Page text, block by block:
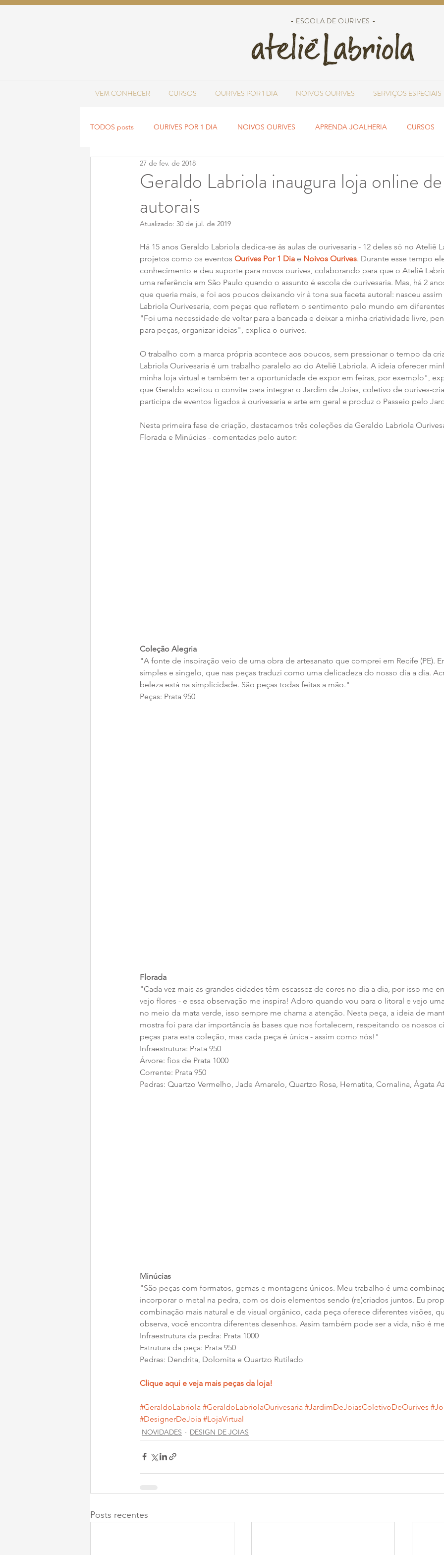
- ESCOLA DE OURIVES -
VEM CONHECER CURSOS OURIVES POR 1 DIA NOIVOS OURIVES SERVIÇOS ESPECIAIS
TODOS posts OURIVES POR 1 DIA NOIVOS OURIVES APRENDA JOALHERIA CURSOS
NOVIDADES TENDÊNCIAS
Geraldo Labriola inaugura loja online
autorais​
27 de fev. de 2018
Atualizado: 30 de jul. de 2019
Há 15 anos Geraldo Labriola dedica-se às aulas de ourivesaria - 12 deles só no Ateliê
projetos como os eventos Ourives Por 1 Dia e Noivos Ourives. Durante esse tempo
conhecimento e deu suporte para novos ourives, colaborando para que o Ateliê
uma referência em São Paulo quando o assunto é escola de ourivesaria. Mas, há 2
que queria mais, e foi aos poucos deixando vir à tona sua faceta autoral: nasceu
Labriola Ourivesaria, com peças que refletem o sentimento pelo mundo em
"Foi uma necessidade de voltar para a bancada e deixar a minha criatividade livre,
para peças, organizar ideias", explica o ourives.
O trabalho com a marca própria acontece aos poucos, sem pressionar o tempo da
Labriola Ourivesaria é um trabalho paralelo ao do Ateliê Labriola. A ideia oferecer
minha loja virtual e também ter a oportunidade de expor em feiras, por exemplo",
que Geraldo aceitou o convite para integrar o Jardim de Joias, coletivo de ourives-
participa de eventos ligados à ourivesaria e arte em geral e produz o Passeio pelo
Nesta primeira fase de criação, destacamos três coleções da Geraldo Labriola
Florada e Minúcias - comentadas pelo autor:
Coleção Alegria
"A fonte de inspiração veio de uma obra de artesanato que comprei em Recife (PE).
simples e singelo, que nas peças traduzi como uma delicadeza do nosso dia a dia.
beleza está na simplicidade. São peças todas feitas a mão."
Peças: Prata 950
Florada
"Cada vez mais as grandes cidades têm escassez de cores no dia a dia, por isso me
vejo flores - e essa observação me inspira! Adoro quando vou para o litoral e vejo
no meio da mata verde, isso sempre me chama a atenção. Nesta peça, a ideia de
mostra foi para dar importância às bases que nos fortalecem, respeitando os nossos
peças para esta coleção, mas cada peça é única - assim como nós!"
Infraestrutura: Prata 950
Árvore: fios de Prata 1000
Corrente: Prata 950
​Pedras: Quartzo Vermelho, Jade Amarelo, Quartzo Rosa, Hematita, Cornalina, Ágata
Minúcias
"São peças com formatos, gemas e montagens únicos. Meu trabalho é uma
incorporar o metal na pedra, com os dois elementos sendo (re)criados juntos. Eu
combinação mais natural e de visual orgânico, cada peça oferece diferentes visões,
observa, você encontra diferentes desenhos. Assim também pode ser a vida, não é
Infraestrutura da pedra: Prata 1000
Estrutura da peça: Prata 950
Pedras: Dendrita, Dolomita e Quartzo Rutilado
Clique aqui e veja mais peças da loja!
#GeraldoLabriola #GeraldoLabriolaOurivesaria #JardimDeJoiasColetivoDeOurives
#DesignerDeJoia #LojaVirtual
NOVIDADES DESIGN DE JOIAS
Posts recentes